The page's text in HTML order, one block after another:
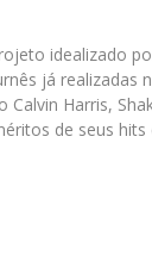
idealizado
já realizadas
Calvin Harris,
de seus